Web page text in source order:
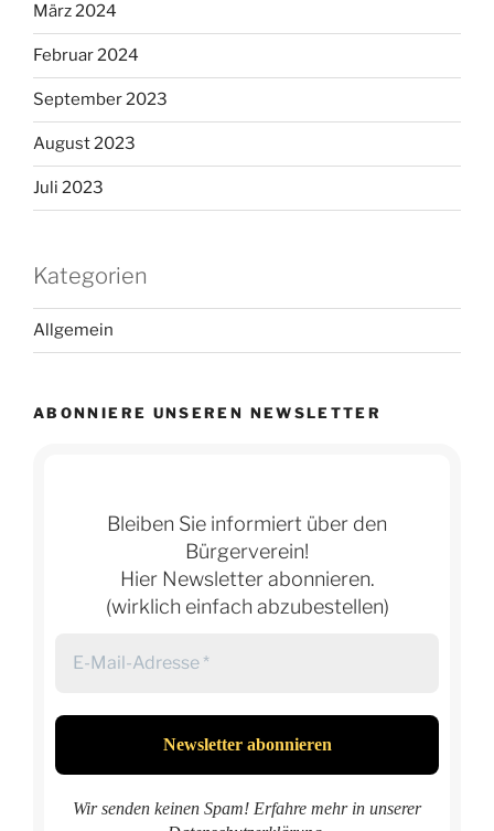
März 2024
Februar 2024
September 2023
August 2023
Juli 2023
Kategorien
Allgemein
ABONNIERE UNSEREN NEWSLETTER
Bleiben Sie informiert über den
Bürgerverein!
Hier Newsletter abonnieren.
(wirklich einfach abzubestellen)
Wir senden keinen Spam! Erfahre mehr in unserer